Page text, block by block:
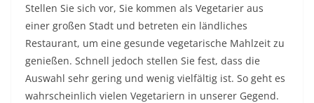
Stellen Sie sich vor, Sie kommen als Vegetarier aus
einer großen Stadt und betreten ein ländliches
Restaurant, um eine gesunde vegetarische Mahlzeit zu
genießen. Schnell jedoch stellen Sie fest, dass die
Auswahl sehr gering und wenig vielfältig ist. So geht es
wahrscheinlich vielen Vegetariern in unserer Gegend.